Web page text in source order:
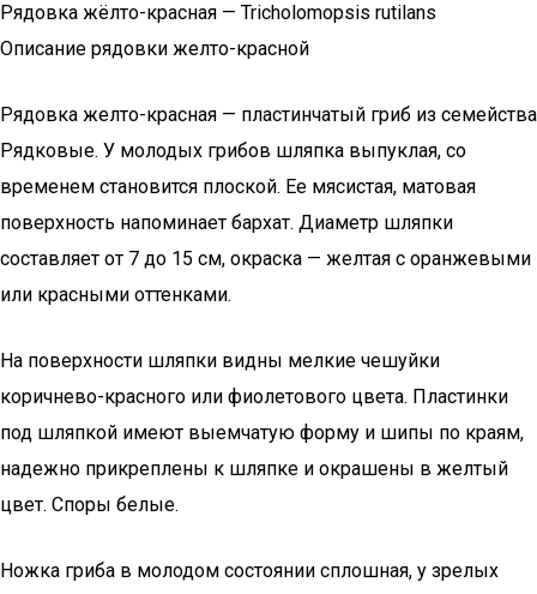
Рядовка жёлто-красная — Tricholomopsis rutilans
Описание рядовки желто-красной
Рядовка желто-красная — пластинчатый гриб из семейства
Рядковые. У молодых грибов шляпка выпуклая, со
временем становится плоской. Ее мясистая, матовая
поверхность напоминает бархат. Диаметр шляпки
составляет от 7 до 15 см, окраска — желтая с оранжевыми
или красными оттенками.
На поверхности шляпки видны мелкие чешуйки
коричнево-красного или фиолетового цвета. Пластинки
под шляпкой имеют выемчатую форму и шипы по краям,
надежно прикреплены к шляпке и окрашены в желтый
цвет. Споры белые.
Ножка гриба в молодом состоянии сплошная, у зрелых